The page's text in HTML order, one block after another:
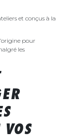
et conçus à la
pour
les
VOS